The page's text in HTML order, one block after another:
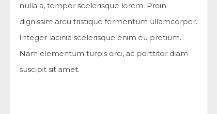
nulla a, tempor scelerisque lorem. Proin
dignissim arcu tristique fermentum ullamcorper.
Integer lacinia scelerisque enim eu pretium.
Nam elementum turpis orci, ac porttitor diam
suscipit sit amet.